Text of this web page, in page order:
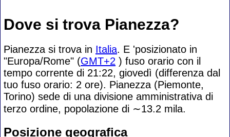
Dove si trova Pianezza?
Pianezza si trova in Italia. E 'posizionato in
"Europa/Rome" (GMT+2 ) fuso orario con il
tempo corrente di 21:22, giovedì (differenza dal
tuo fuso orario: 2 ore). Pianezza (Piemonte,
Torino) sede di una divisione amministrativa di
terzo ordine, popolazione di ∼13.2 mila.
Posizione geografica